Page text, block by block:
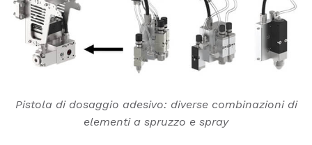
Pistola di dosaggio adesivo: diverse combinazioni di
elementi a spruzzo e spray